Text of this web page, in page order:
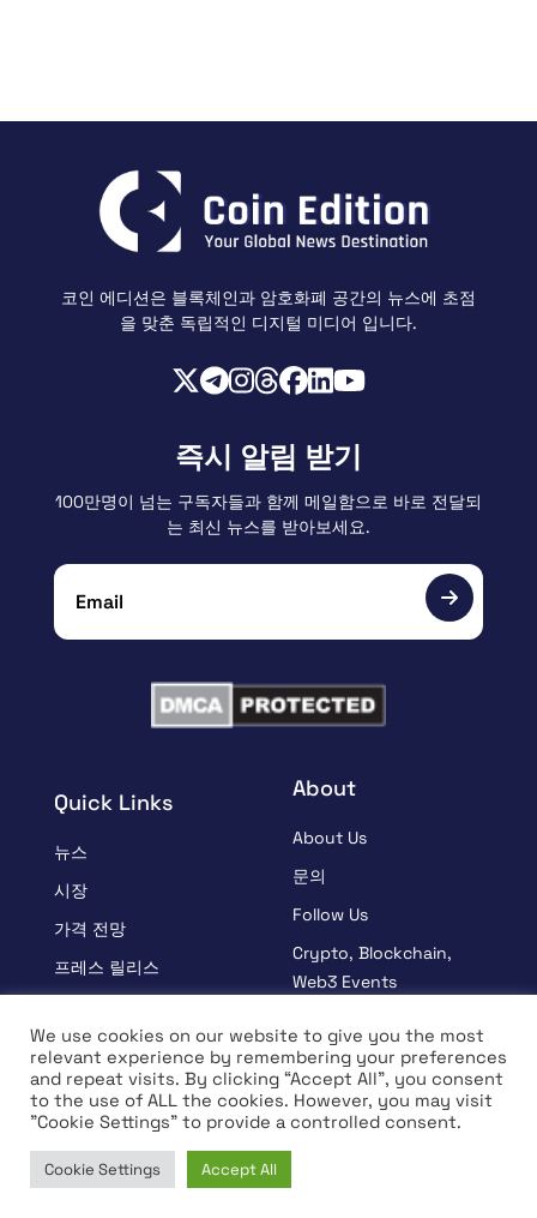
Home News
코인 에디션은 블록체인과 암호화폐 공간의 뉴스에 초점
을 맞춘 독립적인 디지털 미디어 입니다.
Quick Links
뉴스
시장
가격 전망
프레스 릴리스
학습
인터뷰
About
About Us
문의
Follow Us
Crypto, Blockchain,
Web3 Events
Terms And Condition
Privacy Policy
즉시 알림 받기
100만명이 넘는 구독자들과 함께 메일함으로 바로 전달되
는 최신 뉴스를 받아보세요.
© Copyright 2026 All rights Reserved | Coin Edition
We use cookies on our website to give you the most
relevant experience by remembering your preferences
and repeat visits. By clicking “Accept All”, you consent
to the use of ALL the cookies. However, you may visit
"Cookie Settings" to provide a controlled consent.
Cookie Settings Accept All